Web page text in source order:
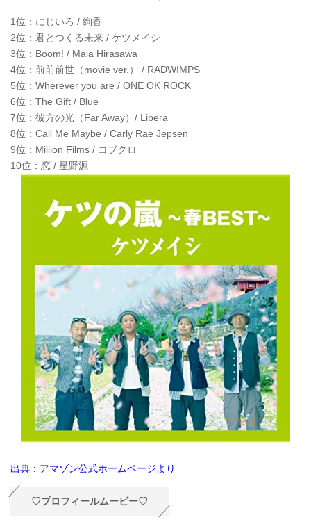
1位：にじいろ / 絢香
2位：君とつくる未来 / ケツメイシ
3位：Boom! / Maia Hirasawa
4位：前前前世（movie ver.） / RADWIMPS
5位：Wherever you are / ONE OK ROCK
6位：The Gift / Blue
7位：彼方の光（Far Away）/ Libera
8位：Call Me Maybe / Carly Rae Jepsen
9位：Million Films / コブクロ
10位：恋 / 星野源
出典：アマゾン公式ホームページより
♡プロフィールムービー♡